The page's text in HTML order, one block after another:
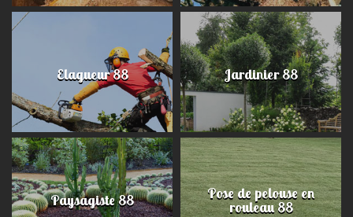
Elagueur 88 Jardinier 88
Paysagiste 88 Pose de pelouse en
rouleau 88